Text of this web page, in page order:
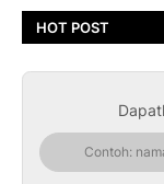
HOT POST